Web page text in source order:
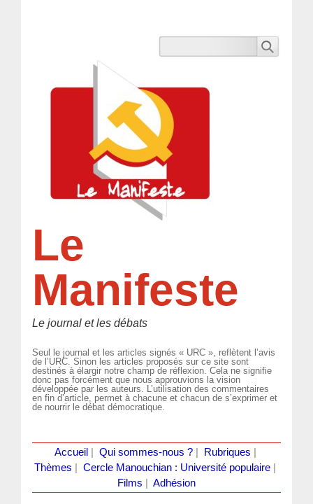
Le
Manifeste
Le journal et les débats
Seul le journal et les articles signés « URC », reflètent l’avis
de l’URC. Sinon les articles proposés sur ce site sont
destinés à élargir notre champ de réflexion. Cela ne signifie
donc pas forcément que nous approuvions la vision
développée par les auteurs. L’utilisation des commentaires
en fin d’article, permet à chacune et chacun de s’exprimer et
de nourrir le débat démocratique.
Accueil Qui sommes-nous ?| Rubriques
Thèmes
Cercle Manouchian : Université populaire
Films
Adhésion